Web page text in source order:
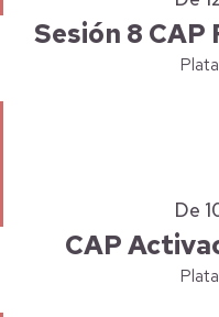
Sesión 8
De
CAP